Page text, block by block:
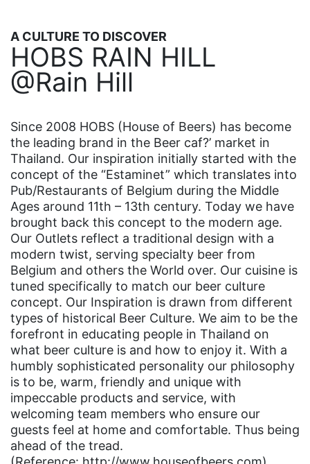
A CULTURE TO DISCOVER
HOBS RAIN HILL
@Rain Hill
Since 2008 HOBS (House of Beers) has become
the leading brand in the Beer caf?’ market in
Thailand. Our inspiration initially started with the
concept of the “Estaminet” which translates into
Pub/Restaurants of Belgium during the Middle
Ages around 11th – 13th century. Today we have
brought back this concept to the modern age.
Our Outlets reflect a traditional design with a
modern twist, serving specialty beer from
Belgium and others the World over. Our cuisine is
tuned specifically to match our beer culture
concept. Our Inspiration is drawn from different
types of historical Beer Culture. We aim to be the
forefront in educating people in Thailand on
what beer culture is and how to enjoy it. With a
humbly sophisticated personality our philosophy
is to be, warm, friendly and unique with
impeccable products and service, with
welcoming team members who ensure our
guests feel at home and comfortable. Thus being
ahead of the tread.